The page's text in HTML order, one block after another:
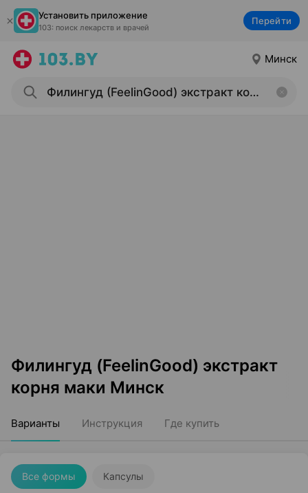
Установить приложение
103: поиск лекарств и врачей
Перейти
Минск
Филингуд (FeelinGood) экстракт
корня маки Минск
Варианты Инструкция Где купить
Все формы Капсулы